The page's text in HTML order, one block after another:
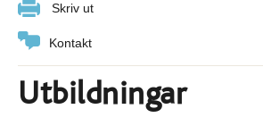
Skriv ut
Kontakt
Utbildningar